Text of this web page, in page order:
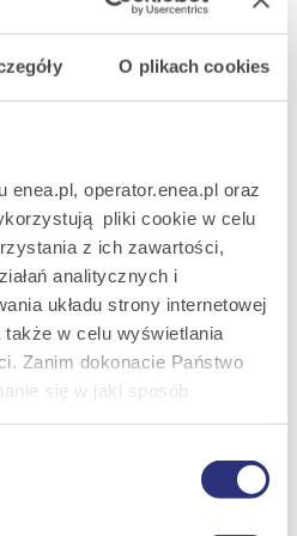
O plikach cookies
enea.pl, operator.enea.pl oraz
pliki cookie w celu
z ich zawartości,
analitycznych i
układu strony internetowej
w celu wyświetlania
Zanim dokonacie Państwo
się w jaki sposób
ten temat znajdziecie
Polityce
06 2016 -2 (1).jpg